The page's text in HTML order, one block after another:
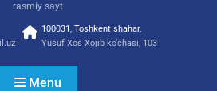
rasmiy sayt
100031, Toshkent shahar,
Yusuf Xos Xojib ko‘chasi, 103
Menu